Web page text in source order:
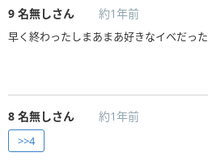
9 名無しさん 約1年前
早く終わったしまあまあ好きなイベだった
8 名無しさん 約1年前
>>4